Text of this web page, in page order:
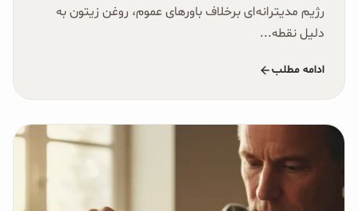
رژیم مدیترانه‌ای برخلاف باورهای عموم، روغن زیتون به
دلیل نقطه...
ادامه مطلب